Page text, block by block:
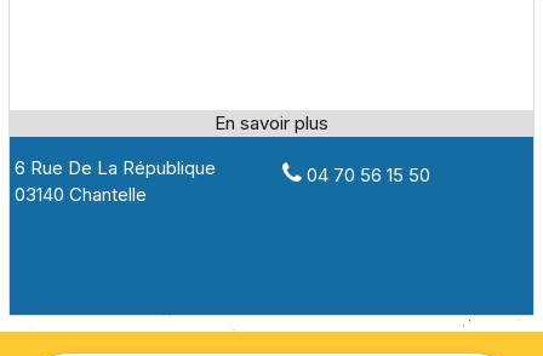
6 Rue De La République
03140 Chantelle
04 70 56 15 50